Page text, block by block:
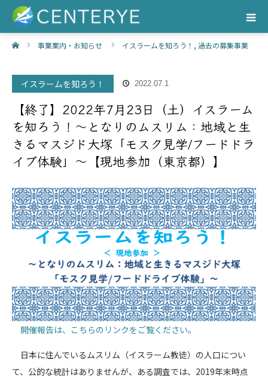
事業案内・お知らせ イスラームを知ろう！ , 過去の募集事業
リム：地域と生きるマスジド大塚「モスク見学/フードドライブ体験」～
【現地参加（東京都）】
イスラームを知ろう！ 2022.07.1
【終了】2022年7月23日（土）イスラーム
を知ろう！～となりのムスリム：地域と生
きるマスジド大塚「モスク見学/フードドラ
イブ体験」～【現地参加（東京都）】
開催報告は、こちらのリンクをご覧ください。
日本に住んでいるムスリム（イスラーム教徒）の人口につい
て、公的な統計はありませんが、ある調査では、2019年末時点